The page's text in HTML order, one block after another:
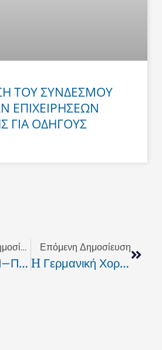
ΤΟΥ ΣΥΝΔΕΣΜΟΥ
ΕΠΙΧΕΙΡΗΣΕΩΝ
ΓΙΑ ΟΔΗΓΟΥΣ
Προηγούμενη Δημοσίευση
ΠΡΟΣΚΛΗΣΗ–ΠΑΜΕ
Επόμενη Δημοσίευση
H Γερμανική Χορωδία "Cantus M" Στο Σπίτι Πολιτισμού